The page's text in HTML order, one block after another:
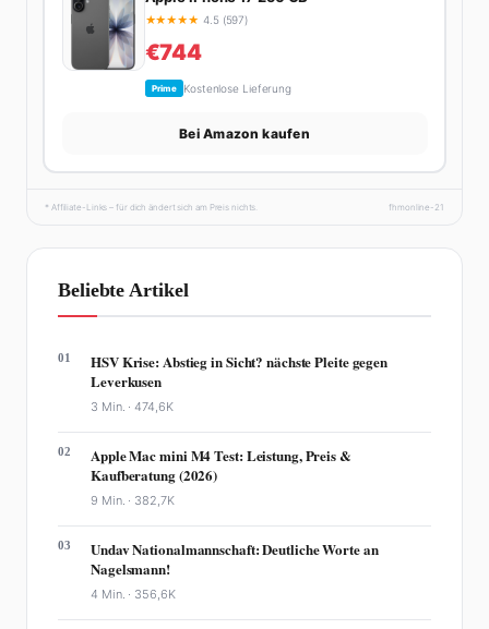
★★★★★ 4.5 (597)
€744
Prime Kostenlose Lieferung
Bei Amazon kaufen
* Affiliate-Links – für dich ändert sich am Preis nichts. fhmonline-21
Beliebte Artikel
01
HSV Krise: Abstieg in Sicht? nächste Pleite gegen
Leverkusen
3 Min. ·474,6K
02
Apple Mac mini M4 Test: Leistung, Preis &
Kaufberatung (2026)
9 Min. · 382,7K
03
Undav Nationalmannschaft: Deutliche Worte an
Nagelsmann!
4 Min. · 356,6K